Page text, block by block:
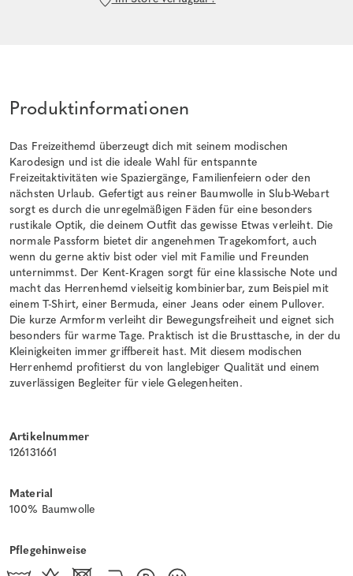
Produktinformationen
Das Freizeithemd überzeugt dich mit seinem modischen
Karodesign und ist die ideale Wahl für entspannte
Freizeitaktivitäten wie Spaziergänge, Familienfeiern oder den
nächsten Urlaub. Gefertigt aus reiner Baumwolle in Slub-Webart
sorgt es durch die unregelmäßigen Fäden für eine besonders
rustikale Optik, die deinem Outfit das gewisse Etwas verleiht. Die
normale Passform bietet dir angenehmen Tragekomfort, auch
wenn du gerne aktiv bist oder viel mit Familie und Freunden
unternimmst. Der Kent-Kragen sorgt für eine klassische Note und
macht das Herrenhemd vielseitig kombinierbar, zum Beispiel mit
einem T-Shirt, einer Bermuda, einer Jeans oder einem Pullover.
Die kurze Armform verleiht dir Bewegungsfreiheit und eignet sich
besonders für warme Tage. Praktisch ist die Brusttasche, in der du
Kleinigkeiten immer griffbereit hast. Mit diesem modischen
Herrenhemd profitierst du von langlebiger Qualität und einem
zuverlässigen Begleiter für viele Gelegenheiten.
Artikelnummer
126131661
Material
100% Baumwolle
Pflegehinweise